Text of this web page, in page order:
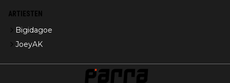
ARTIESTEN
Bigidagoe
JoeyAK